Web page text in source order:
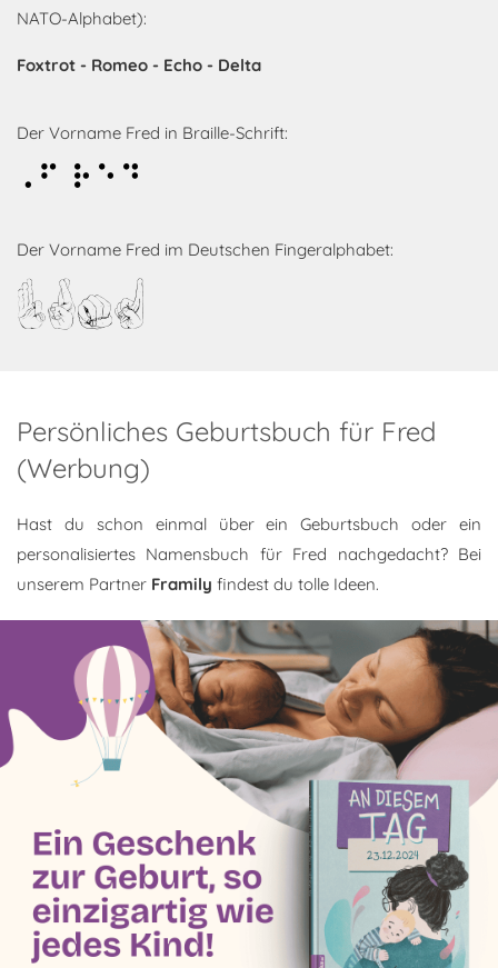
NATO-Alphabet):
Foxtrot - Romeo - Echo - Delta
Der Vorname Fred in Braille-Schrift:
Fred
Der Vorname Fred im Deutschen Fingeralphabet:
Fred
Persönliches Geburtsbuch für Fred
(Werbung)
Hast du schon einmal über ein Geburtsbuch oder ein
personalisiertes Namensbuch für Fred nachgedacht? Bei
unserem Partner Framily findest du tolle Ideen.